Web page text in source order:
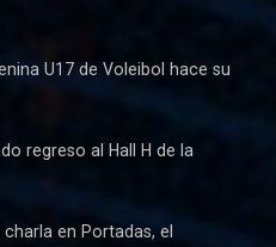
U17 de Voleibol hace su
regreso al Hall H de la
en Portadas, el